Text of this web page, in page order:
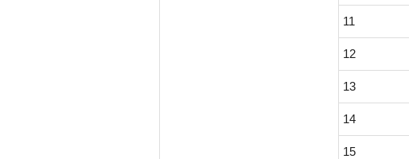
11
12
13
14
15